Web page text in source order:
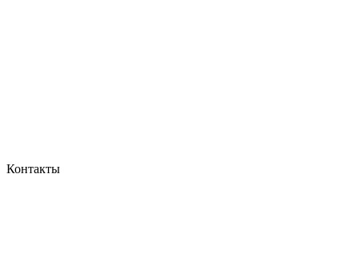
Контакты